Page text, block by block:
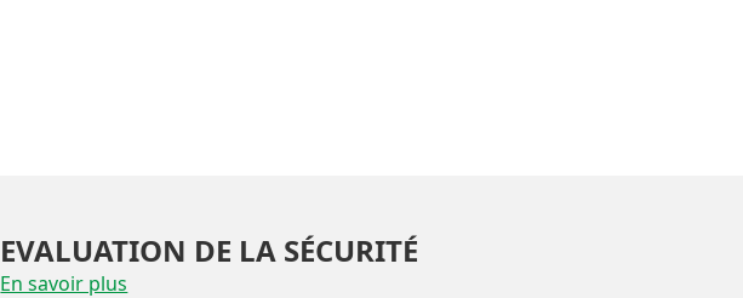
EVALUATION DE LA SÉCURITÉ
En savoir plus